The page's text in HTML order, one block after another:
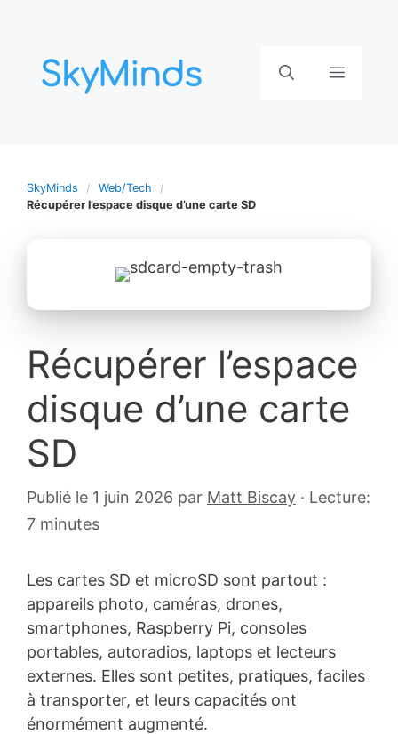
contenu
Menu
SkyMinds
Web/Tech
Récupérer l’espace disque d’une carte SD
Récupérer l’espace
disque d’une carte
SD
Publié le 1 juin 2026 par Matt Biscay · Lecture:
7 minutes
Les cartes SD et microSD sont partout :
appareils photo, caméras, drones,
smartphones, Raspberry Pi, consoles
portables, autoradios, laptops et lecteurs
externes. Elles sont petites, pratiques, faciles
à transporter, et leurs capacités ont
énormément augmenté.